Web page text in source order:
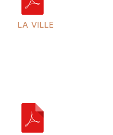
LA VILLE